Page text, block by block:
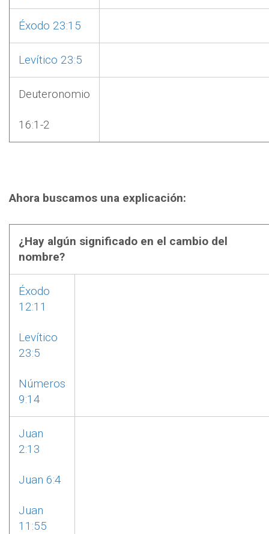
Éxodo 23:15
Levítico 23:5
Deuteronomio
16:1-2
Ahora buscamos una explicación:
¿Hay algún significado en el cambio del
nombre?
Éxodo
12:11
Levítico
23:5
Números
9:14
Juan
2:13
Juan 6:4
Juan
11:55